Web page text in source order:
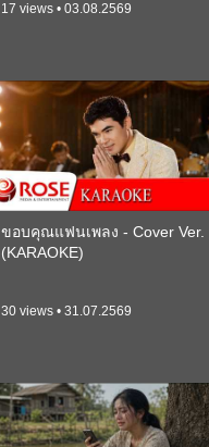
17 views • 03.08.2569
ขอบคุณแฟนเพลง - Cover Ver.
(KARAOKE)
30 views • 31.07.2569